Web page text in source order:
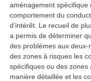
aménagement spécifique
comportement du
d’intérêt. Le recueil de
a permis de déterminer
des problèmes aux
des zones à risques les
spécifiques ou des
manière détaillée et les